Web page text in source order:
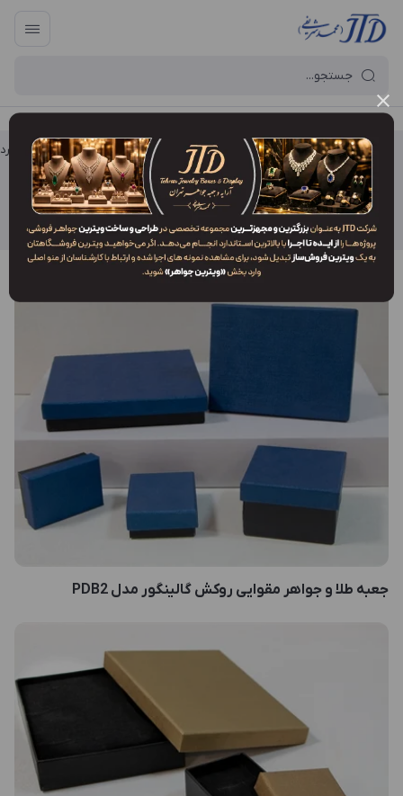
آرایه و جعبه جواهر تهران / خانواده جعبه‌ ها جعبه طلا و جواهر مقوایی
جعبه طلا و جواهر مقوایی (هاردباکس)
جعبه طلا و جواهر مقوایی روکش گالینگور مدل PDB2